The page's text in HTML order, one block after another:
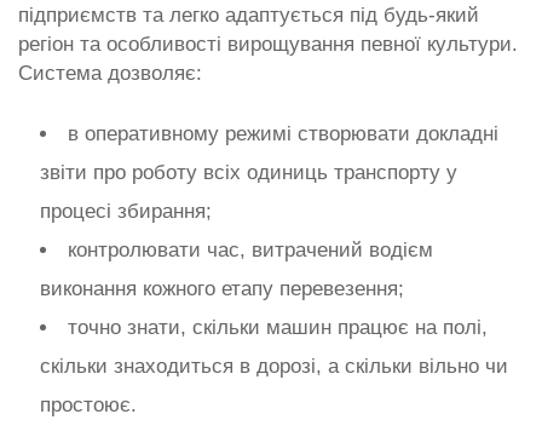
підприємств та легко адаптується під будь-який
регіон та особливості вирощування певної культури.
Система дозволяє:
в оперативному режимі створювати докладні
звіти про роботу всіх одиниць транспорту у
процесі збирання;
контролювати час, витрачений водієм
виконання кожного етапу перевезення;
точно знати, скільки машин працює на полі,
скільки знаходиться в дорозі, а скільки вільно чи
простоює.